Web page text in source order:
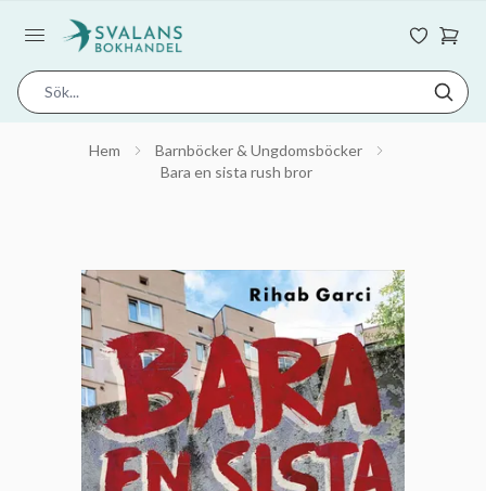
Hem
Barnböcker & Ungdomsböcker
Bara en sista rush bror